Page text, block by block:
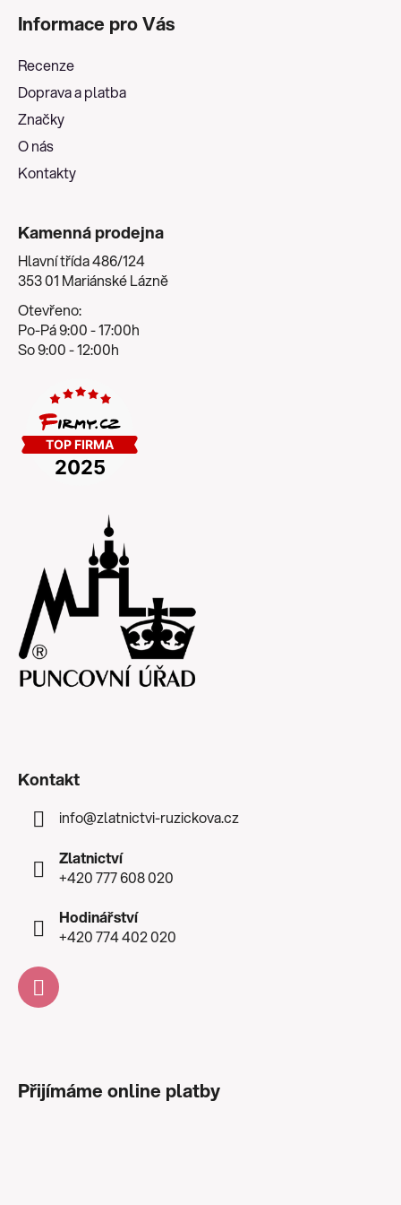
Informace pro Vás
Recenze
Doprava a platba
Značky
O nás
Kontakty
Kamenná prodejna
Hlavní třída 486/124
353 01 Mariánské Lázně
Otevřeno:
Po-Pá 9:00 - 17:00h
So 9:00 - 12:00h
Kontakt
info@zlatnictvi-ruzickova.cz
Zlatnictví
+420 777 608 020
Hodinářství
+420 774 402 020
Přijímáme online platby